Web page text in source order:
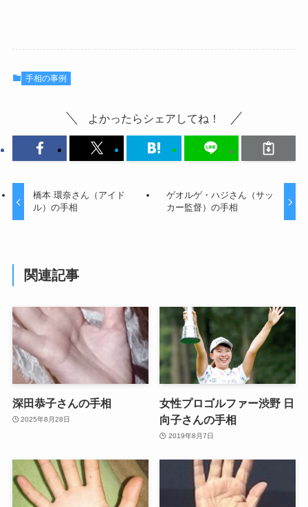
手相の事例
よかったらシェアしてね！
橋本 環奈さん（アイド
ル）の手相
ゲオルゲ・ハジさん（サッ
カー監督）の手相
関連記事
深田恭子さんの手相
2025年8月28日
女性プロゴルファー渋野 日
向子さんの手相
2019年8月7日